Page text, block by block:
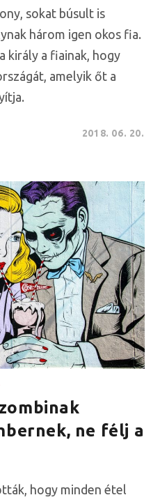
sokat búsult is
három igen okos fia.
király a fiainak, hogy
amelyik őt a
2018. 06. 20.
ne félj a
hogy minden étel